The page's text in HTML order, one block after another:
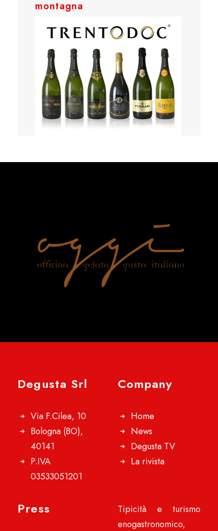
montagna
Degusta Srl
Via F.Cilea, 10
Bologna (BO),
40141
P.IVA
03533051201
Company
Home
News
Degusta TV
La rivista
Press
Tipicità e turismo
enogastronomico,